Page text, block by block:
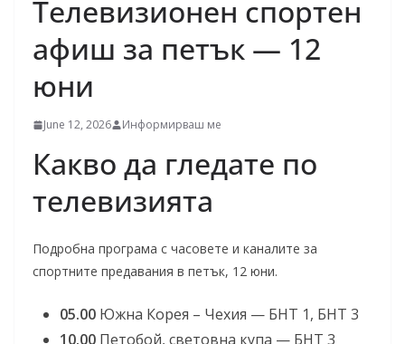
Телевизионен спортен
афиш за петък — 12
юни
June 12, 2026 Информирваш ме
Какво да гледате по
телевизията
Подробна програма с часовете и каналите за
спортните предавания в петък, 12 юни.
05.00 Южна Корея – Чехия — БНТ 1, БНТ 3
10.00 Петобой, световна купа — БНТ 3